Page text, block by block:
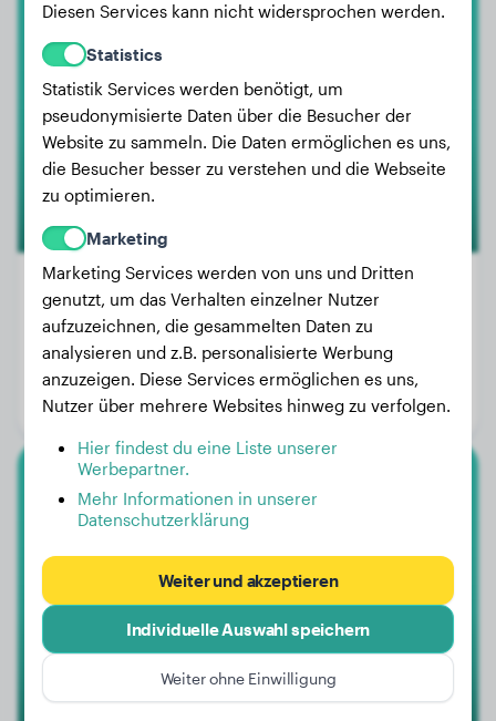
Rottweiler
Lenny
Alter:
4 Jahre, 9 Monate
Geschlecht:
Rüde
Dackel
Odie
Diesen Services kann nicht widersprochen werden.
Statistics
Statistik Services werden benötigt, um
pseudonymisierte Daten über die Besucher der
Website zu sammeln. Die Daten ermöglichen es uns,
die Besucher besser zu verstehen und die Webseite
zu optimieren.
Marketing
Marketing Services werden von uns und Dritten
genutzt, um das Verhalten einzelner Nutzer
aufzuzeichnen, die gesammelten Daten zu
analysieren und z.B. personalisierte Werbung
anzuzeigen. Diese Services ermöglichen es uns,
Nutzer über mehrere Websites hinweg zu verfolgen.
Hier findest du eine Liste unserer
Werbepartner.
Mehr Informationen in unserer
Datenschutzerklärung
Weiter und akzeptieren
Individuelle Auswahl speichern
Weiter ohne Einwilligung